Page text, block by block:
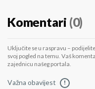
Komentari (0)
Uključite se u raspravu –
svoj pogled na temu. Vaš
zajednicu našeg portala.
Važna obavijest !